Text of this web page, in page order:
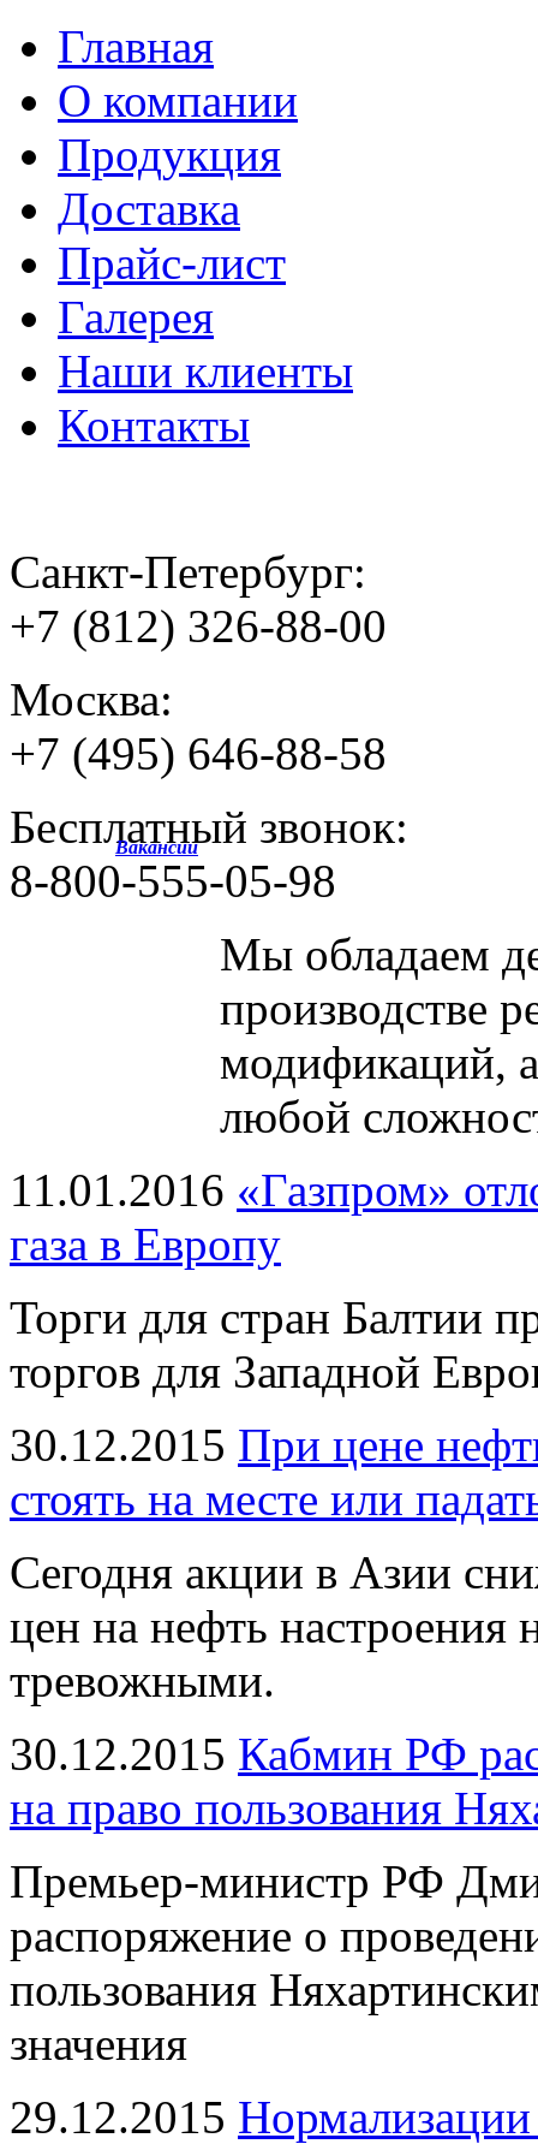
Главная
О компании
Продукция
Доставка
Прайс-лист
Галерея
Наши клиенты
Контакты
Санкт-Петербург:
+7 (812) 326-88-00
Москва:
+7 (495) 646-88-58
Бесплатный звонок:
8-800-555-05-98
Мы обладаем
производстве
модификаций,
любой
11.01.2016 «Газпром»
газа в Европу
Торги для стран Балтии
торгов для Западной
30.12.2015 При цене
стоять на месте или
Сегодня акции в Азии
цен на нефть
тревожными.
30.12.2015 Кабмин РФ
на право пользования
Премьер-министр РФ
распоряжение о
пользования
значения
29.12.2015
Вакансии